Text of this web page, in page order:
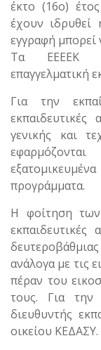
έκτο (16ο)
έχουν
εγγραφή μπορεί
Τα ΕΕΕΕΚ
επαγγελματική
Για την
γενικής και
προγράμματα.
Η φοίτηση των
εκπαιδευτικές
ανάλογα με τις
πέραν του
τους. Για την
διευθυντής
οικείου ΚΕΔΑΣΥ.